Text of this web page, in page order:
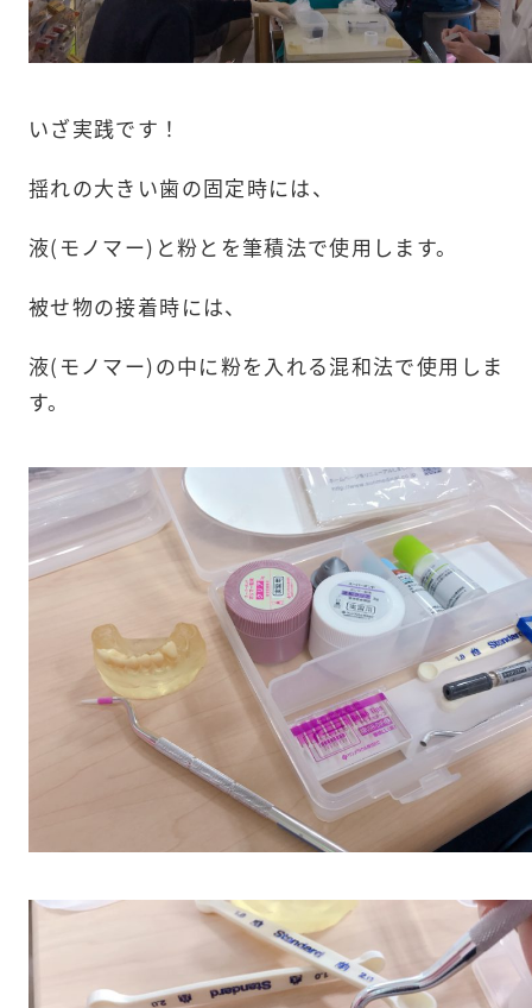
いざ実践です！
揺れの大きい歯の固定時には、
液(モノマー)と粉とを筆積法で使用します。
被せ物の接着時には、
液(モノマー)の中に粉を入れる混和法で使用しま
す。